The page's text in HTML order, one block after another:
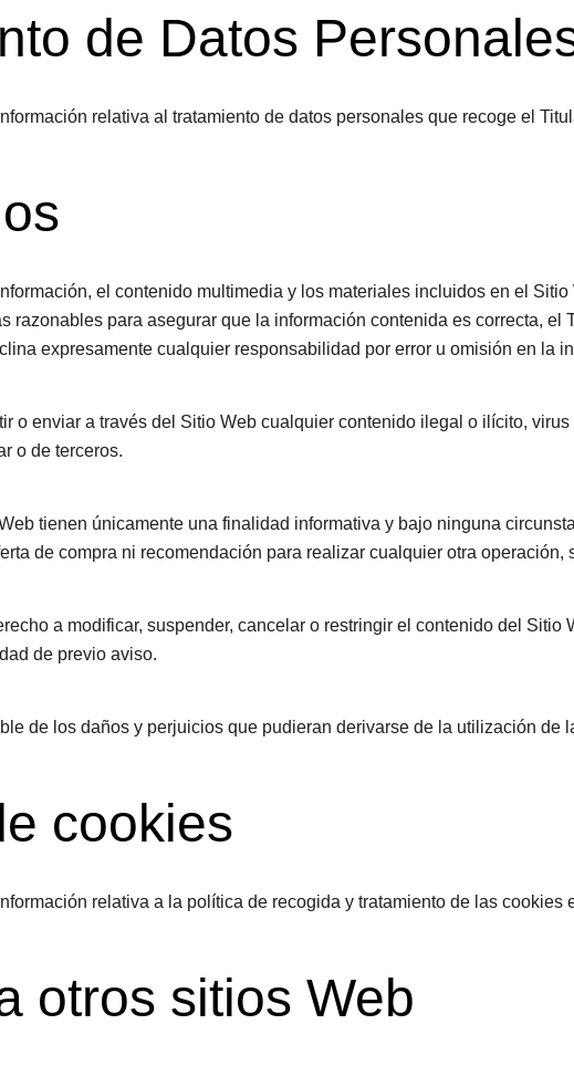
de Datos
relativa al tratamiento de datos personales que recoge el
el contenido multimedia y los materiales incluidos en el
razonables para asegurar que la información contenida es correcta, el
expresamente cualquier responsabilidad por error u omisión en la
o enviar a través del Sitio Web cualquier contenido ilegal o ilícito,
o de terceros.
tienen únicamente una finalidad informativa y bajo ninguna
de compra ni recomendación para realizar cualquier otra
a modificar, suspender, cancelar o restringir el contenido del
de previo aviso.
de los daños y perjuicios que pudieran derivarse de la utilización de
cookies
relativa a la política de recogida y tratamiento de las cookies
otros sitios Web